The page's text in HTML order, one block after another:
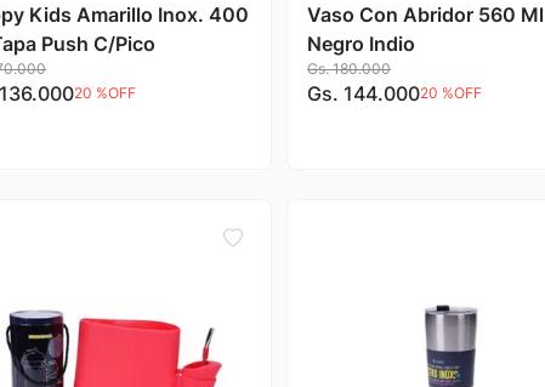
Kids Amarillo Inox. 400
Push C/Pico
.000
136.00020 %OFF
Vaso Con Abridor 560 Ml
Negro Indio
Gs. 180.000
Gs. 144.00020 %OFF